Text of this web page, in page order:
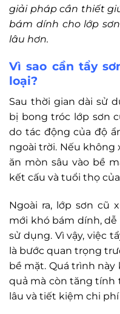
giải pháp cần thiết
bám dính cho lớp
lâu hơn.
Vì sao cần tẩy
loại?
Sau thời gian dài sử
bị bong tróc lớp sơn
do tác động của độ
ngoài trời. Nếu không
ăn mòn sâu vào bề
kết cấu và tuổi thọ
Ngoài ra, lớp sơn cũ
mới khó bám dính,
sử dụng. Vì vậy, việc
là bước quan trọng
bề mặt. Quá trình
quả mà còn tăng tính
lâu và tiết kiệm chi phí